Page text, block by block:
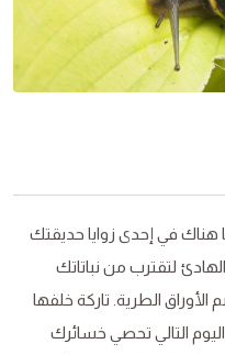
هناك في إحدى زوايا حديقتك
لتقترب من نباتاتك
الطرية. تاركة خلفها
التالي تحصي خسائرك